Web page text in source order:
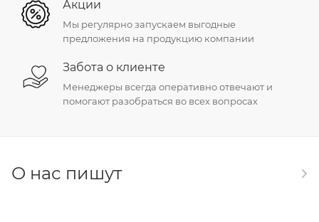
Акции
Мы регулярно запускаем выгодные
предложения на продукцию компании
Забота о клиенте
Менеджеры всегда оперативно отвечают и
помогают разобраться во всех вопросах
О нас пишут